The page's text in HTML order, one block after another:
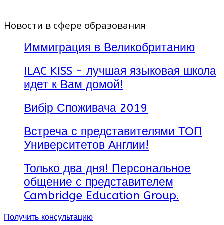
Новости в сфере образования
Иммиграция в Великобританию
ILAC KISS - лучшая языковая школа
идет к Вам домой!
Вибір Споживача 2019
Встреча с представителями ТОП
Университетов Англии!
Только два дня! Персональное
общение с представителем
Cambridge Education Group.
Получить консультацию